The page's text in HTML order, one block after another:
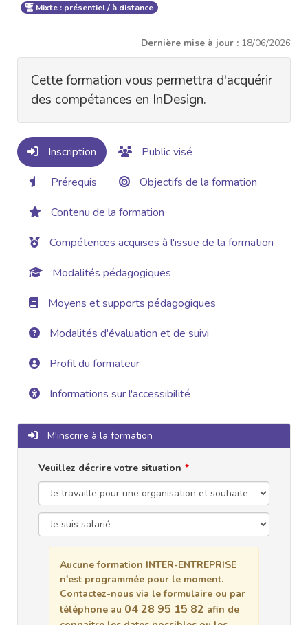
Mixte : présentiel / à distance
Dernière mise à jour : 18/06/2026
Cette formation vous permettra d'acquérir
des compétances en InDesign.
Inscription
Public visé
Prérequis
Objectifs de la formation
Contenu de la formation
Compétences acquises à l'issue de la formation
Modalités pédagogiques
Moyens et supports pédagogiques
Modalités d'évaluation et de suivi
Profil du formateur
Informations sur l'accessibilité
M'inscrire à la formation
Veuillez décrire votre situation
Aucune formation INTER-ENTREPRISE
n'est programmée pour le moment.
Contactez-nous via le formulaire ou par
téléphone au 04 28 95 15 82 afin de